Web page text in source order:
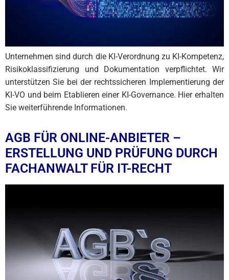
Unternehmen sind durch die KI-Verordnung zu KI-Kompetenz,
Risikoklassifizierung und Dokumentation verpflichtet. Wir
unterstützen Sie bei der rechtssicheren Implementierung der
KI-VO und beim Etablieren einer KI-Governance. Hier erhalten
Sie weiterführende Informationen.
AGB FÜR ONLINE-ANBIETER –
ERSTELLUNG UND PRÜFUNG DURCH
FACHANWALT FÜR IT-RECHT